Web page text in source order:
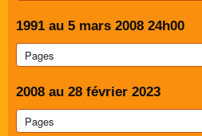
1991 au 5 mars 2008 24h00
2008 au 28 février 2023